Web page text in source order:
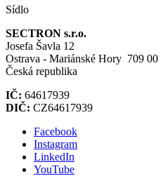
Sídlo
SECTRON s.r.o.
Josefa Šavla 12
Ostrava - Mariánské Hory 709 00
Česká republika
IČ: 64617939
DIČ: CZ64617939
Facebook
Instagram
LinkedIn
YouTube